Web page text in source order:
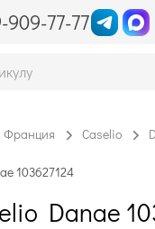
909-77-77
Франция Caselio
103627124
Danae